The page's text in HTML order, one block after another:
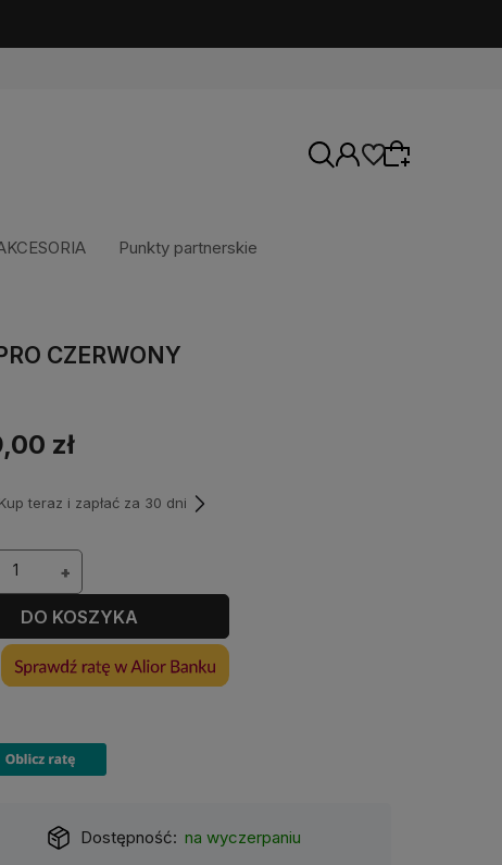
oferty lub zaloguj się, aby przywrócić dodane
produkty do listy z poprzedniej sesji.
Punkty partnerskie
CZERWONY
zł
teraz i zapłać za 30 dni
+
DO KOSZYKA
Dostępność: na wyczerpaniu